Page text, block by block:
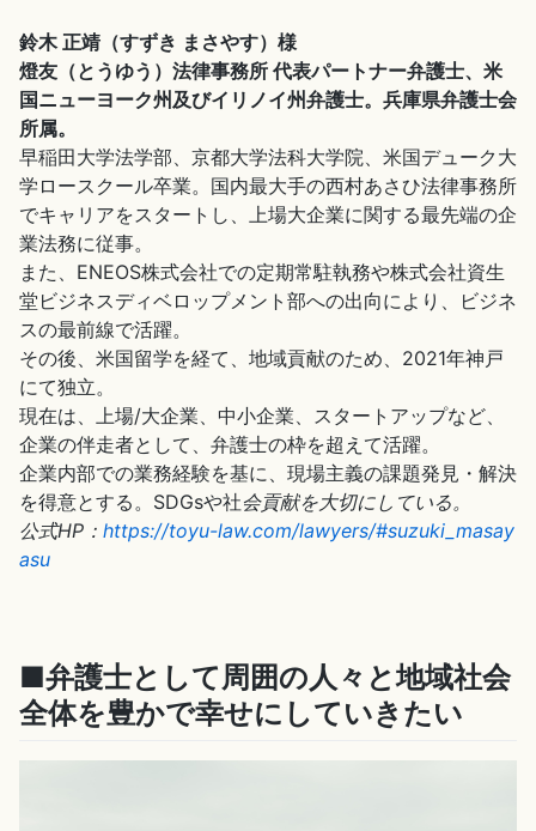
鈴木 正靖（すずき まさやす）様
燈友（とうゆう）法律事務所 代表パートナー弁護士、米
国ニューヨーク州及びイリノイ州弁護士。兵庫県弁護士会
所属。
早稲田大学法学部、京都大学法科大学院、米国デューク大
学ロースクール卒業。国内最大手の西村あさひ法律事務所
でキャリアをスタートし、上場大企業に関する最先端の企
業法務に従事。
また、ENEOS株式会社での定期常駐執務や株式会社資生
堂ビジネスディベロップメント部への出向により、ビジネ
スの最前線で活躍。
その後、米国留学を経て、地域貢献のため、2021年神戸
にて独立。
現在は、上場/大企業、中小企業、スタートアップなど、
企業の伴走者として、弁護士の枠を超えて活躍。
企業内部での業務経験を基に、現場主義の課題発見・解決
を得意とする。SDGsや社会貢献を大切にしている。
公式HP： https://toyu-law.com/lawyers/#suzuki_masay
asu
■弁護士として周囲の人々と地域社会
全体を豊かで幸せにしていきたい